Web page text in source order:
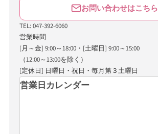
お問い合わせはこちら
TEL: 047-392-6060
営業時間
[月～金] 9:00～18:00・[土曜日] 9:00～15:00
（12:00～13:00を除く）
[定休日] 日曜日・祝日・毎月第３土曜日
営業日カレンダー